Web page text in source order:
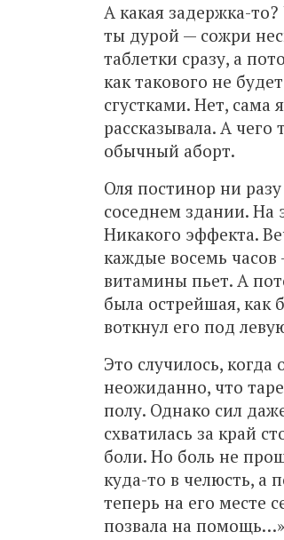
А какая задержка-
ты дурой — сожри
таблетки сразу, а
как такового не
сгустками. Нет, сама
рассказывала. А
обычный аборт.
Оля постинор ни
соседнем здании. На
Никакого эффекта.
каждые восемь
витамины пьет. А
была острейшая, как
воткнул его под
Это случилось,
неожиданно, что
полу. Однако сил
схватилась за край
боли. Но боль не
куда-то в челюсть, а
теперь на его месте
позвала на помощь…»